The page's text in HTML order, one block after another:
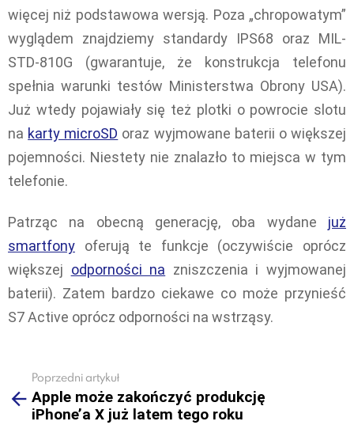
więcej niż podstawowa wersją. Poza „chropowatym”
wyglądem znajdziemy standardy IPS68 oraz MIL-
STD-810G (gwarantuje, że konstrukcja telefonu
spełnia warunki testów Ministerstwa Obrony USA).
Już wtedy pojawiały się też plotki o powrocie slotu
na karty microSD oraz wyjmowane baterii o większej
pojemności. Niestety nie znalazło to miejsca w tym
telefonie.
Patrząc na obecną generację, oba wydane już
smartfony oferują te funkcje (oczywiście oprócz
większej odporności na zniszczenia i wyjmowanej
baterii). Zatem bardzo ciekawe co może przynieść
S7 Active oprócz odporności na wstrząsy.
more
Poprzedni artykuł
Apple może zakończyć produkcję
iPhone’a X już latem tego roku